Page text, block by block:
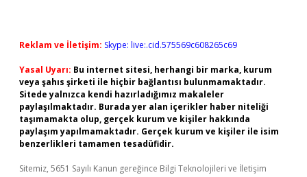
Reklam ve İletişim: Skype: live:.cid.575569c608265c69
Yasal Uyarı: Bu internet sitesi, herhangi bir marka, kurum
veya şahıs şirketi ile hiçbir bağlantısı bulunmamaktadır.
Sitede yalnızca kendi hazırladığımız makaleler
paylaşılmaktadır. Burada yer alan içerikler haber niteliği
taşımamakta olup, gerçek kurum ve kişiler hakkında
paylaşım yapılmamaktadır. Gerçek kurum ve kişiler ile isim
benzerlikleri tamamen tesadüfidir.
Sitemiz, 5651 Sayılı Kanun gereğince Bilgi Teknolojileri ve İletişim